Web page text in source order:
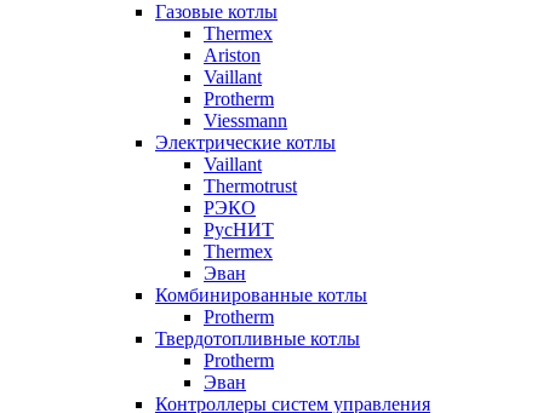
Газовые котлы
Thermex
Ariston
Vaillant
Protherm
Viessmann
Электрические котлы
Vaillant
Thermotrust
РЭКО
РусНИТ
Thermex
Эван
Комбинированные котлы
Protherm
Твердотопливные котлы
Protherm
Эван
Контроллеры систем управления